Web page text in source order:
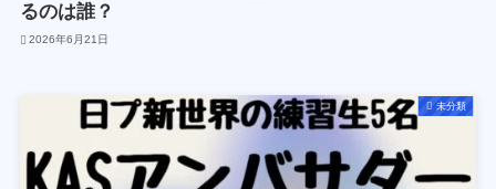
るのは誰？
2026年6月21日
未分類